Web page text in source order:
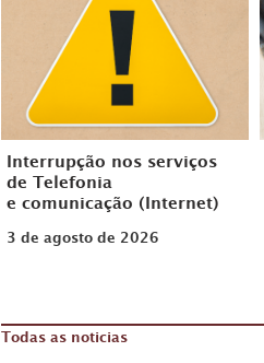
Interrupção nos serviços
de Telefonia
e comunicação (Internet)
3 de agosto de 2026
Todas as noticias